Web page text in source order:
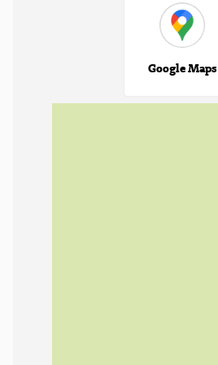
Google Maps